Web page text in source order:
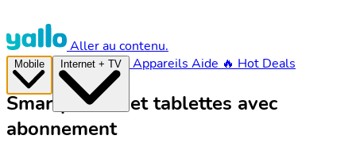
Aller au contenu.
Appareils Aide 🔥 Hot Deals
Smartphones et tablettes avec
abonnement